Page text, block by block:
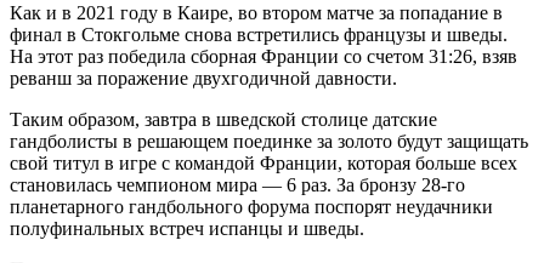
Как и в 2021 году в Каире, во втором матче за попадание в
финал в Стокгольме снова встретились французы и шведы.
На этот раз победила сборная Франции со счетом 31:26, взяв
реванш за поражение двухгодичной давности.
Таким образом, завтра в шведской столице датские
гандболисты в решающем поединке за золото будут защищать
свой титул в игре с командой Франции, которая больше всех
становилась чемпионом мира — 6 раз. За бронзу 28-го
планетарного гандбольного форума поспорят неудачники
полуфинальных встреч испанцы и шведы.